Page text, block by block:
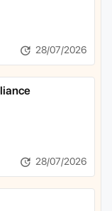
28/07/2026
28/07/2026